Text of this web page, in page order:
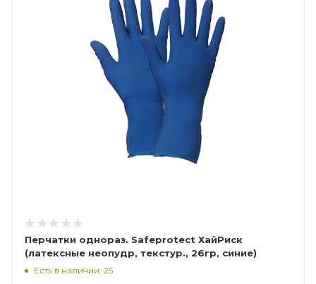
Перчатки однораз. Safeprotect ХайРиск
(латексные неопудр, текстур., 26гр, синие)
Есть в наличии: 25